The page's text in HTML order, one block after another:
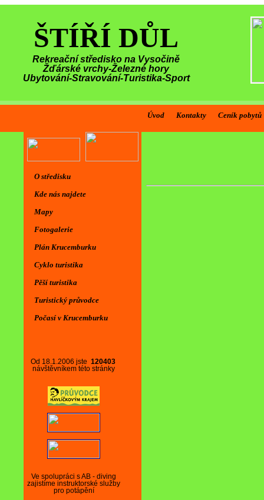
ŠTÍŘÍ DŮL
Rekreační středisko na Vysočině
Žďárské vrchy-Železné hory
Ubytování-Stravování-Turistika-Sport
Úvod Kontakty Ceník pobytů
Od 18.1.2006 jste 120403
návštěvníkem této stránky
Ve spolupráci s AB - diving
zajistíme instruktorské služby
pro potápění
O středisku
Kde nás najdete
Mapy
Fotogalerie
Plán Krucemburku
Cyklo turistika
Pěší turistika
Turistický průvodce
Počasí v Krucemburku